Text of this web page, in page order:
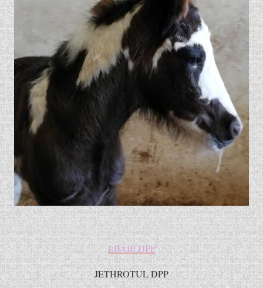
I-BAIE DPP
JETHROTUL DPP